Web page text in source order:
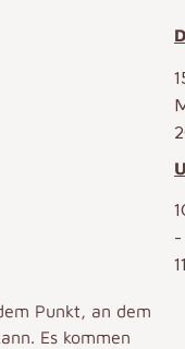
-
Punkt, an dem
Es kommen